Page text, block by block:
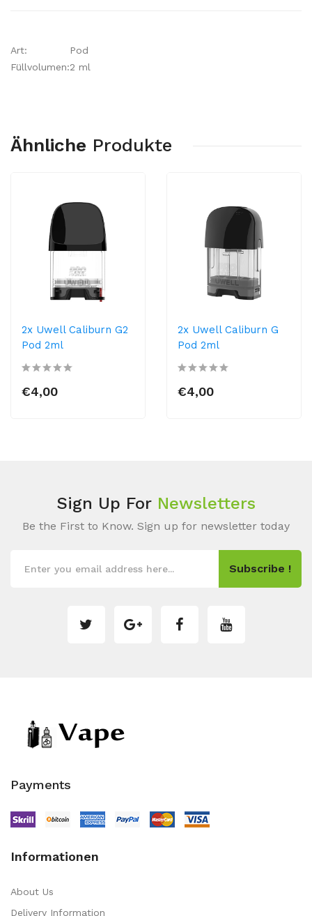
Art:
Pod
Füllvolumen:2 ml
Ähnliche Produkte
2x Uwell Caliburn G2
Pod 2ml
€4,00
2x Uwell Caliburn G
Pod 2ml
€4,00
Sign Up For Newsletters
Be the First to Know. Sign up for newsletter today
Subscribe !
Payments
Informationen
About Us
Delivery Information